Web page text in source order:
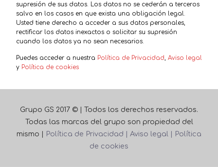
supresión de sus datos. Los datos no se cederán a terceros
salvo en los casos en que exista una obligación legal.
Usted tiene derecho a acceder a sus datos personales,
rectificar los datos inexactos o solicitar su supresión
cuando los datos ya no sean necesarios.
Puedes acceder a nuestra Política de Privacidad Aviso legal
y Política de cookies
Grupo GS 2017 © | Todos los derechos reservados.
Todas las marcas del grupo son propiedad del
mismo |
Política de Privacidad | Aviso legal |
Política
de cookies